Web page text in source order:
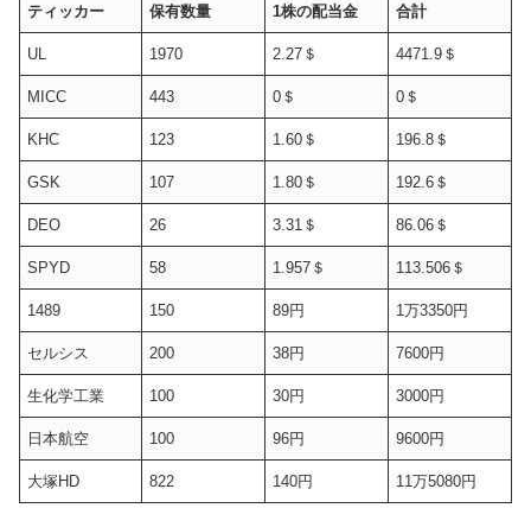
ティッカー 保有数量 1株の配当金 合計
UL 1970 2.27＄ 4471.9＄
MICC 443 0＄ 0＄
KHC 123 1.60＄ 196.8＄
GSK 107 1.80＄ 192.6＄
DEO 26 3.31＄ 86.06＄
SPYD 58 1.957＄ 113.506＄
1489 150 89円 1万3350円
セルシス 200 38円 7600円
生化学工業 100 30円 3000円
日本航空 100 96円 9600円
大塚HD 822 140円 11万5080円